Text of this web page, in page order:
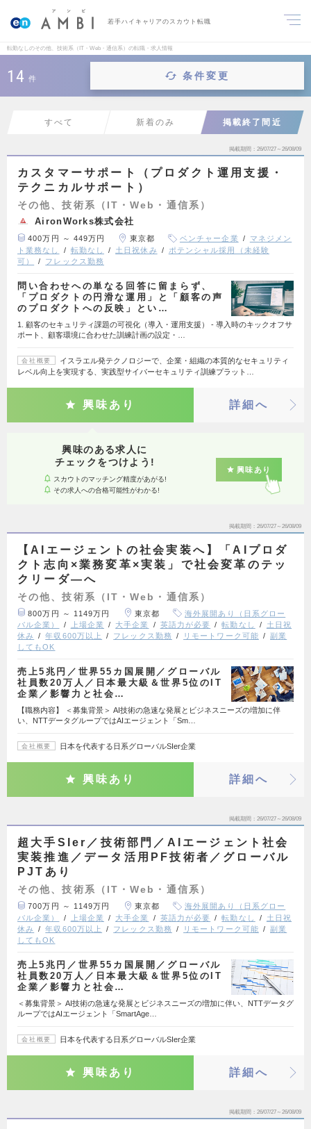
若手ハイキャリアのスカウト転職
転勤なしのその他、技術系（IT・Web・通信系）の転職・求人情報
14 件 条件変更
すべて 新着のみ 掲載終了間近
掲載期間 26/07/27～26/08/09
カスタマーサポート（プロダクト運用支援・
テクニカルサポート）
その他、技術系（IT・Web・通信系）
AironWorks株式会社
400万円 ～ 449万円 東京都 ベンチャー企業
マネジメン
ト業務なし
転勤なし 土日祝休み
ポテンシャル採用（未経験
可）
フレックス勤務
問い合わせへの単なる回答に留まらず、
「プロダクトの円滑な運用」と「顧客の声
のプロダクトへの反映」とい…
1. 顧客のセキュリティ課題の可視化（導入・運用支援） - 導入時のキックオフサ
ポート、顧客環境に合わせた訓練計画の設定・…
会社概要
イスラエル発テクノロジーで、企業・組織の本質的なセキュリティ
レベル向上を実現する、実践型サイバーセキュリティ訓練プラット…
興味あり 詳細へ
興味のある求人に
チェックをつけよう!
スカウトのマッチング精度があがる!
その求人への合格可能性がわかる!
興味あり
掲載期間 26/07/27～26/08/09
【AIエージェントの社会実装へ】「AIプロダ
クト志向×業務変革×実装」で社会変革のテッ
クリーダ―へ
その他、技術系（IT・Web・通信系）
800万円 ～ 1149万円 東京都
海外展開あり（日系グロー
バル企業）
上場企業 大手企業 英語力が必要 転勤なし
土日祝
休み
年収600万以上 フレックス勤務 リモートワーク可能
副業
してもOK
売上5兆円／世界55カ国展開／グローバル
社員数20万人／日本最大級＆世界5位のIT
企業／影響力と社会…
【職務内容】 ＜募集背景＞ AI技術の急速な発展とビジネスニーズの増加に伴
い、NTTデータグループではAIエージェント「Sm…
会社概要 日本を代表する日系グローバルSIer企業
興味あり 詳細へ
掲載期間 26/07/27～26/08/09
超大手SIer／技術部門／AIエージェント社会
実装推進／データ活用PF技術者／グローバル
PJTあり
その他、技術系（IT・Web・通信系）
700万円 ～ 1149万円 東京都
海外展開あり（日系グロー
バル企業）
上場企業 大手企業 英語力が必要 転勤なし
土日祝
休み
年収600万以上 フレックス勤務 リモートワーク可能
副業
してもOK
売上5兆円／世界55カ国展開／グローバル
社員数20万人／日本最大級＆世界5位のIT
企業／影響力と社会…
＜募集背景＞ AI技術の急速な発展とビジネスニーズの増加に伴い、NTTデータグ
ループではAIエージェント「SmartAge…
会社概要 日本を代表する日系グローバルSIer企業
興味あり 詳細へ
掲載期間 26/07/27～26/08/09